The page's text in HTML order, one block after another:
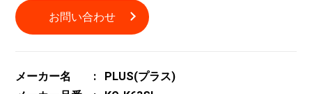
お問い合わせ
メーカー名
PLUS(プラス)